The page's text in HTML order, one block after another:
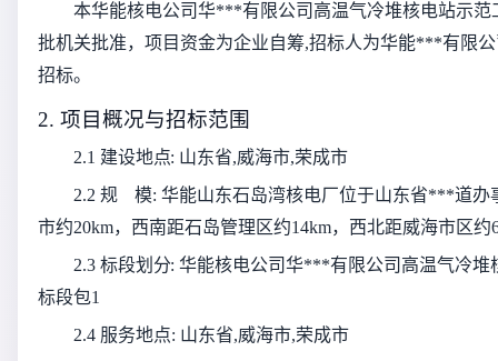
本华能核电公司华***有限公司高温气冷堆核电站示范
批机关批准，项目资金为企业自筹,招标人为华能***有限
招标。
2. 项目概况与招标范围
2.1 建设地点: 山东省,威海市,荣成市
2.2 规
模: 华能山东石岛湾核电厂位于山东省***道
市约20km，西南距石岛管理区约14km，西北距威海市区约
2.3 标段划分: 华能核电公司华***有限公司高温气冷
标段包1
2.4 服务地点: 山东省,威海市,荣成市